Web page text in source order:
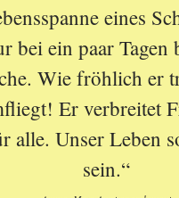
eines
bei ein paar Tagen
Wie fröhlich er
Er verbreitet
alle. Unser Leben
sein.“